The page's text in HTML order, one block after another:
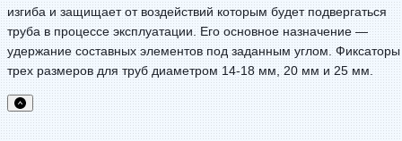
изгиба и защищает от воздействий которым будет подвергаться
труба в процессе эксплуатации. Его основное назначение —
удержание составных элементов под заданным углом. Фиксаторы
трех размеров для труб диаметром 14-18 мм, 20 мм и 25 мм.